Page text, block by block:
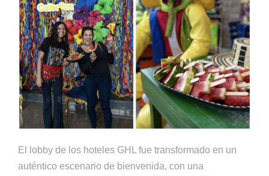
El lobby de los hoteles GHL fue transformado en un
auténtico escenario de bienvenida, con una